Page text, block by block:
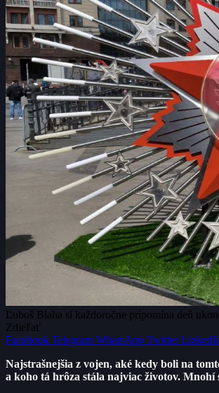
Ľuboš Blaha si každoročne pripomína deň
Zdieľať
Facebook Telegram WhatsApp Twitter
Najstrašnejšia z vojen, aké kedy boli na
a koho tá hrôza stála najviac životov.